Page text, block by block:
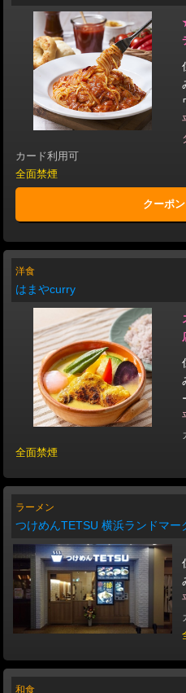
カード利用可
全面禁煙
クーポ
洋食
はまやcurry
全面禁煙
ラーメン
つけめんTETSU 横浜ランドマー
和食